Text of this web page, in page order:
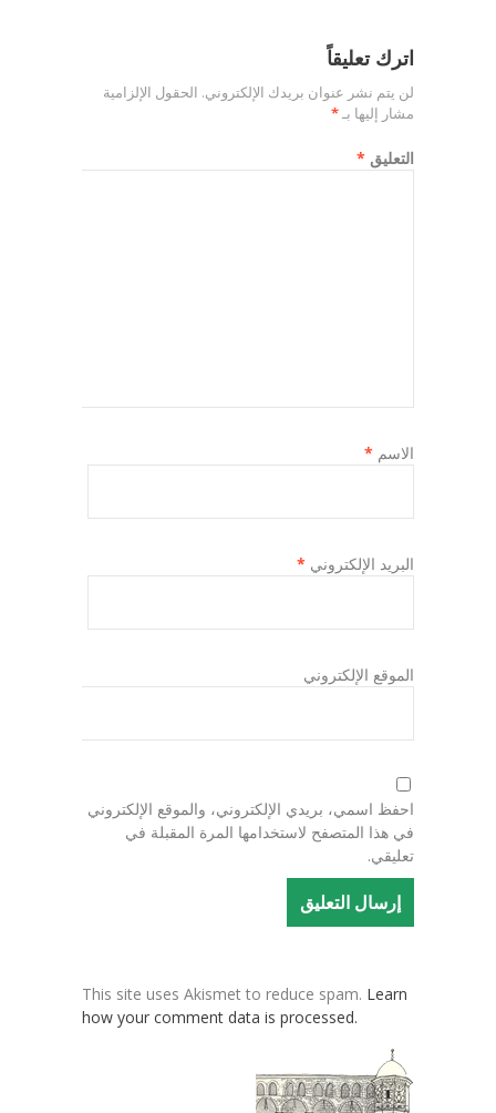
اترك تعليقاً
لن يتم نشر عنوان بريدك الإلكتروني. الحقول الإلزامية
مشار إليها بـ*
التعليق *
الاسم *
البريد الإلكتروني *
الموقع الإلكتروني
احفظ اسمي، بريدي الإلكتروني، والموقع الإلكتروني
في هذا المتصفح لاستخدامها المرة المقبلة في
تعليقي.
This site uses Akismet to reduce spam. Learn
how your comment data is processed.